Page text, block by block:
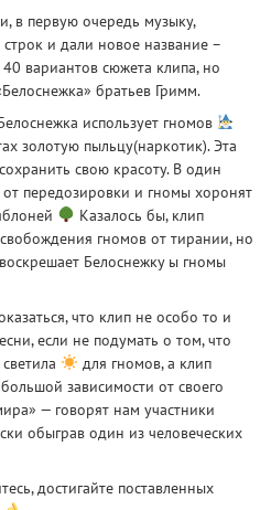
в первую очередь музыку,
и дали новое название –
40 вариантов сюжета клипа, но
братьев Гримм.
использует гномов
золотую пыльцу(наркотик). Эта
свою красоту. В один
передозировки и гномы хоронят
Казалось бы, клип
гномов от тирании, но
воскрешает Белоснежку ы гномы
что клип не особо то и
если не подумать о том, что
для гномов, а клип
зависимости от своего
— говорят нам участники
обыграв один из человеческих
достигайте поставленных